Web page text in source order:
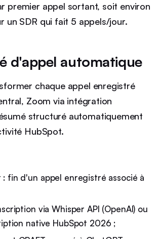
premier appel sortant, soit environ
un SDR qui fait 5 appels/jour.
d'appel automatique
chaque appel enregistré
Zoom via intégration
structuré automatiquement
HubSpot.
: fin d'un appel enregistré associé à
via Whisper API (OpenAI) ou
native HubSpot 2026 ;